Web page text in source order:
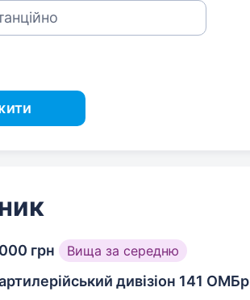
грн Вища за середню
дивізіон 141 ОМБр